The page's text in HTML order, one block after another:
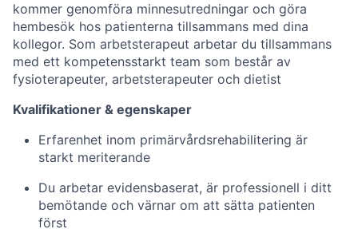
kommer genomföra minnesutredningar och göra
hembesök hos patienterna tillsammans med dina
kollegor. Som arbetsterapeut arbetar du tillsammans
med ett kompetensstarkt team som består av
fysioterapeuter, arbetsterapeuter och dietist
Kvalifikationer & egenskaper
Erfarenhet inom primärvårdsrehabilitering är
starkt meriterande
Du arbetar evidensbaserat, är professionell i ditt
bemötande och värnar om att sätta patienten
först